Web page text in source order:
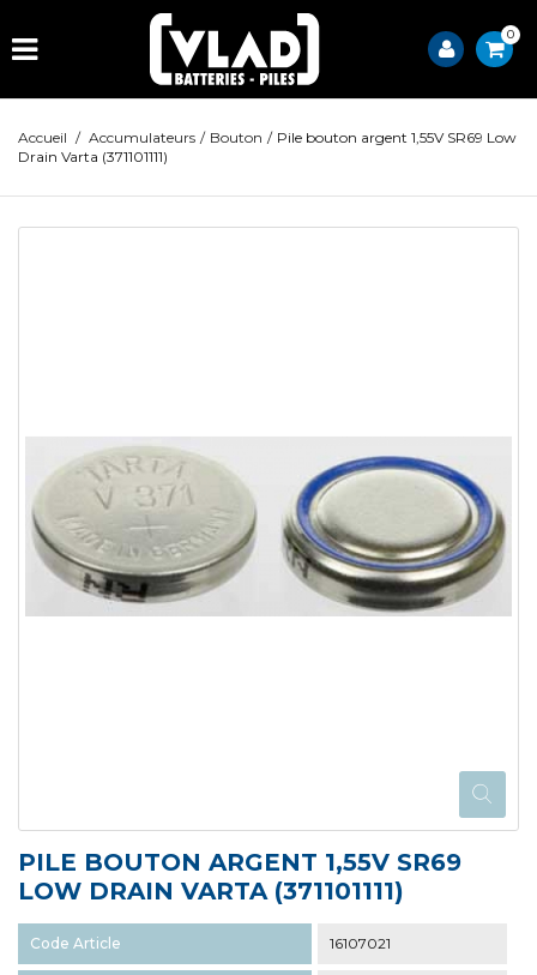
0
Accueil / Accumulateurs / Bouton / Pile bouton argent 1,55V SR69 Low
Drain Varta (371101111)
PILE BOUTON ARGENT 1,55V SR69
LOW DRAIN VARTA (371101111)
Code Article 16107021